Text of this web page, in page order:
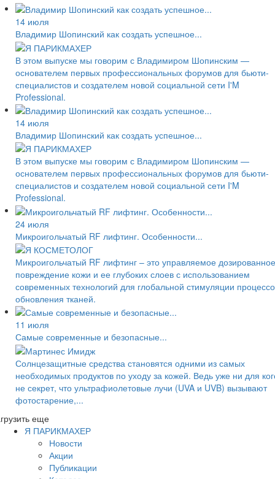
14 июля
Владимир Шопинский как создать успешное...
В этом выпуске мы говорим с Владимиром Шопинским —
основателем первых профессиональных форумов для бьюти-
специалистов и создателем новой социальной сети I'M
Professional.
14 июля
Владимир Шопинский как создать успешное...
В этом выпуске мы говорим с Владимиром Шопинским —
основателем первых профессиональных форумов для бьюти-
специалистов и создателем новой социальной сети I'M
Professional.
24 июля
Микроигольчатый RF лифтинг. Особенности...
Микроигольчатый RF лифтинг – это управляемое дозированное
повреждение кожи и ее глубоких слоев с использованием
современных технологий для глобальной стимуляции
обновления тканей.
11 июля
Самые современные и безопасные...
Солнцезащитные средства становятся одними из самых
необходимых продуктов по уходу за кожей. Ведь уже ни для
не секрет, что ультрафиолетовые лучи (UVA и UVB) вызывают
фотостарение,...
еще
Я ПАРИКМАХЕР
Новости
Акции
Публикации